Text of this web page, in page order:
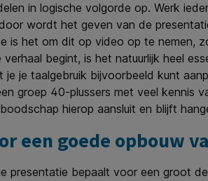
in logische volgorde op. Werk
wordt het geven van de
is het om dit op video op te nemen,
begint, is het natuurlijk heel
je taalgebruik bijvoorbeeld kunt
groep 40-plussers met veel kennis
hierop aansluit en blijft
een goede opbouw
presentatie bepaalt voor een groot